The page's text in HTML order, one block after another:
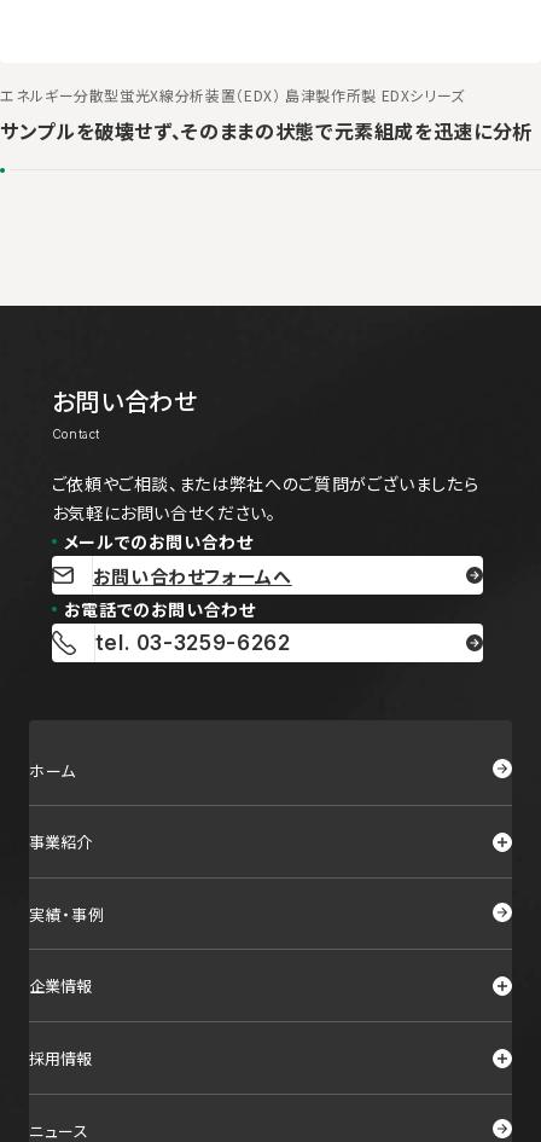
エネルギー分散型蛍光X線分析装置（EDX） 島津製作所製 EDXシリーズ
サンプルを破壊せず、そのままの状態で元素組成を迅速に分析
お問い合わせ
ご依頼やご相談、または弊社へのご質問がございましたら
お気軽にお問い合せください。
メールでのお問い合わせ
お問い合わせフォームへ
お電話でのお問い合わせ
tel. 03-3259-6262
ホーム
事業紹介
実績・事例
企業情報
採用情報
ニュース